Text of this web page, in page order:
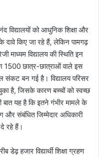
विद्यालयों को आधुनिक शिक्षा और
दावे किए जा रहे हैं, लेकिन पामगढ़
माध्यम विद्यालय की स्थिति इन
1500 छात्र-छात्राओं वाले इस
संकट बन गई है। विद्यालय परिसर
है, जिसके कारण बच्चों को स्वच्छ
बात यह है कि इतने गंभीर मामले के
और संबंधित जिम्मेदार अधिकारी
रहे हैं।
डेढ़ हजार विद्यार्थी शिक्षा ग्रहण